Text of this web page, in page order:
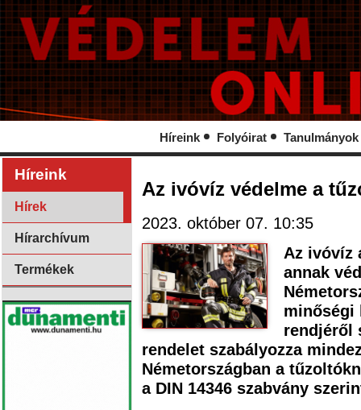
Híreink Folyóirat Tanulmányok
Híreink
Hírek
Hírarchívum
Termékek
Az ivóvíz védelme a
2023. október 07. 10:35
Az ivóvíz
annak
minőségi
rendjéről
rendelet szabályozza
Németországban a
a DIN 14346 szabvány